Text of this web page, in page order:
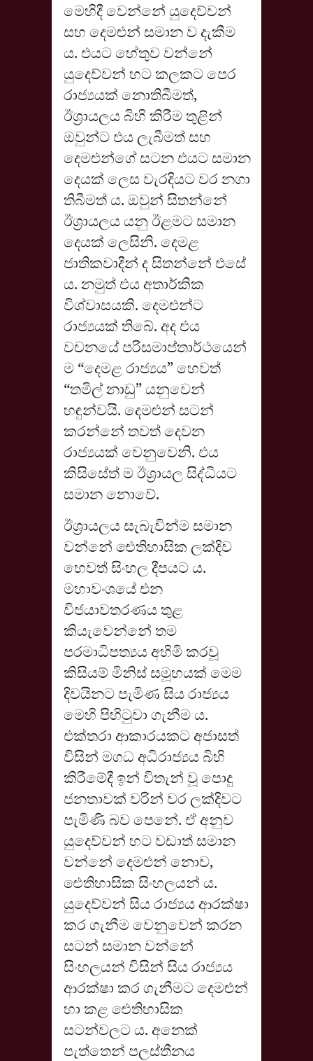
මෙහිදී වෙන්නේ යුදෙව්වන්
සහ දෙමළුන් සමාන ව දැකීම
ය. එයට හේතුව වන්නේ
යුදෙව්වන් හට කලකට පෙර
රාජ්‍යයක් නොතිබීමත්,
ඊශ්‍රායලය බිහි කිරීම තුළින්
ඔවුන්ට එය ලැබීමත් සහ
දෙමළුන්ගේ සටන එයට සමාන
දෙයක් ලෙස වැරදියට වර නගා
තිබීමත් ය. ඔවුන් සිතන්නේ
ඊශ්‍රායලය යනු ඊළමට සමාන
දෙයක් ලෙසිනි. දෙමළ
ජාතිකවාදීන් ද සිතන්නේ එසේ
ය. නමුත් එය අතාර්කික
විශ්වාසයකි. දෙමළුන්ට
රාජ්‍යයක් තිබේ. අද එය
වචනයේ පරිසමාප්තාර්ථයෙන්
ම “දෙමළ රාජ්‍යය” හෙවත්
“තමිල් නාඩු” යනුවෙන්
හඳුන්වයි. දෙමළුන් සටන්
කරන්නේ තවත් දෙවන
රාජ්‍යයක් වෙනුවෙනි. එය
කිසිසේත් ම ඊශ්‍රායල සිද්ධියට
සමාන නොවේ.
ඊශ්‍රායලය සැබැවින්ම සමාන
වන්නේ ඓතිහාසික ලක්දිව
හෙවත් සිංහල දීපයට ය.
මහාවංශයේ එන
විජයාවතරණය තුළ
කියැවෙන්නේ තම
පරමාධිපත්‍යය අහිමි කරවූ
කිසියම් මිනිස් සමූහයක් මෙම
දිවයිනට පැමිණ සිය රාජ්‍යය
මෙහි පිහිටුවා ගැනීම ය.
එක්තරා ආකාරයකට අජාසත්
විසින් මගධ අධිරාජ්‍යය බිහි
කිරීමේදී ඉන් විතැන් වූ පොදු
ජනතාවක් වරින් වර ලක්දිවට
පැමිණි බව පෙනේ. ඒ අනුව
යුදෙව්වන් හට වඩාත් සමාන
වන්නේ දෙමළුන් නොව,
ඓතිහාසික සිංහලයන් ය.
යුදෙව්වන් සිය රාජ්‍යය ආරක්ෂා
කර ගැනීම වෙනුවෙන් කරන
සටන් සමාන වන්නේ
සිංහලයන් විසින් සිය රාජ්‍යය
ආරක්ෂා කර ගැනීමට දෙමළුන්
හා කළ ඓතිහාසික
සටන්වලට ය. අනෙක්
පැත්තෙන් පලස්තීනය